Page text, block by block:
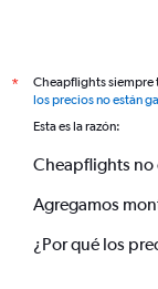
*
Cheapflights siempre
los precios no están
Esta es la razón:
Cheapflights no
Agregamos
¿Por qué los